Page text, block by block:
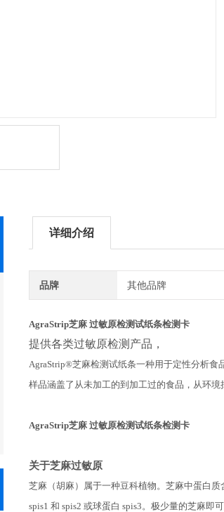
详细介绍
品牌 其他品牌
AgraStrip芝麻 过敏原检测试纸条检测卡
提供各类过敏原检测产品，
AgraStrip®芝麻检测试纸条一种用于定性分析
样品涵盖了从未加工的到加工过的食品，从环境
AgraStrip芝麻 过敏原检测试纸条检测卡
关于芝麻过敏原
芝麻（胡麻）属于一种豆科植物。芝麻中蛋白
spis1 和 spis2 或球蛋白 spis3。极少量的芝麻